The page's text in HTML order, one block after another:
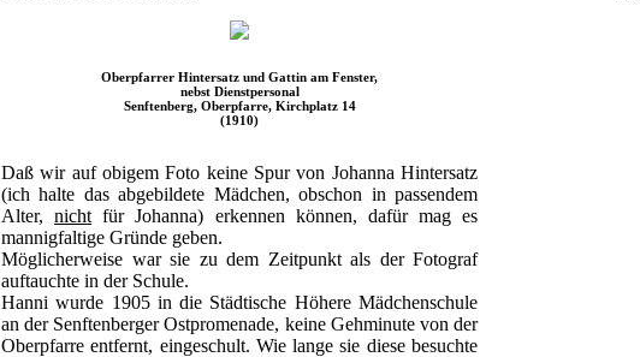
Oberpfarrer Hintersatz und Gattin am Fenster,
nebst Dienstpersonal
Senftenberg, Oberpfarre, Kirchplatz 14
(1910)
Daß wir auf obigem Foto keine Spur von Johanna Hintersatz
(ich halte das abgebildete Mädchen, obschon in passendem
Alter,nicht für Johanna) erkennen können, dafür mag es
mannigfaltige Gründe geben.
Möglicherweise war sie zu dem Zeitpunkt als der Fotograf
auftauchte in der Schule.
Hanni wurde 1905 in die Städtische Höhere Mädchenschule
an der Senftenberger Ostpromenade, keine Gehminute von der
Oberpfarre entfernt, eingeschult. Wie lange sie diese besuchte